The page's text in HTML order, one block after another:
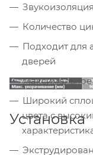
Количество
Подходит для
дверей
Максимальное
Широкий
цвета с
Установка